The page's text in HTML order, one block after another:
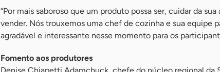
“Por mais saboroso que um produto possa ser, cuidar da
vender. Nós trouxemos uma chef de cozinha e sua equipe
agradável e interessante nesse momento para os
Fomento aos produtores